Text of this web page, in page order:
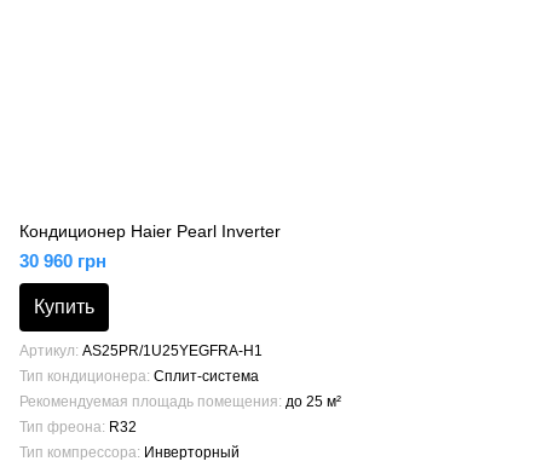
Кондиционер Haier Pearl Inverter
30 960 грн
Купить
Артикул AS25PR/1U25YEGFRA-H1
Тип кондиционера Сплит-система
Рекомендуемая площадь помещения до 25 м²
Тип фреона R32
Тип компрессора Инверторный